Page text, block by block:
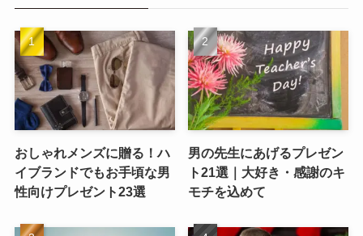
おしゃれメンズに贈る！ハ
イブランドでもお手頃な男
性向けプレゼント23選
男の先生にあげるプレゼン
ト21選｜大好き・感謝のキ
モチを込めて